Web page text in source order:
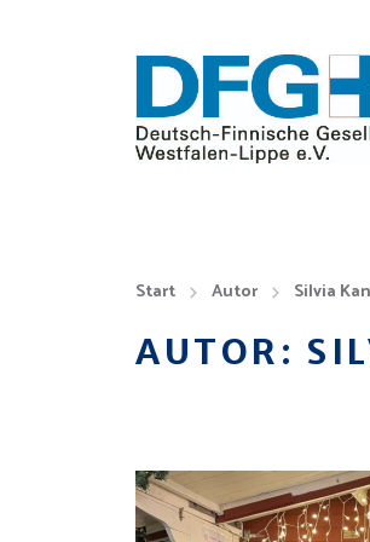
Start Autor Silvia
AUTOR: